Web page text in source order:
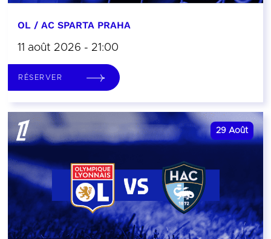
OL / AC SPARTA PRAHA
11 août 2026 - 21:00
RÉSERVER
29 Août